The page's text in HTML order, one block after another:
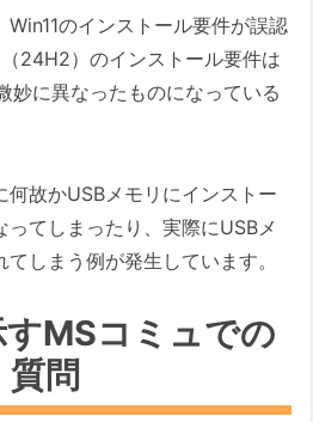
のインストール要件が誤認
24H2）のインストール要件は
妙に異なったものになっている
何故かUSBメモリにインストー
ってしまったり、実際にUSBメ
しまう例が発生しています。
MSコミュでの
質問